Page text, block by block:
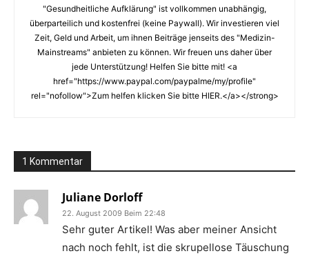
"Gesundheitliche Aufklärung" ist vollkommen unabhängig,
überparteilich und kostenfrei (keine Paywall). Wir investieren viel
Zeit, Geld und Arbeit, um ihnen Beiträge jenseits des "Medizin-
Mainstreams" anbieten zu können. Wir freuen uns daher über
jede Unterstützung! Helfen Sie bitte mit! <a
href="https://www.paypal.com/paypalme/my/profile"
rel="nofollow">Zum helfen klicken Sie bitte HIER.</a></strong>
1 Kommentar
Juliane Dorloff
22. August 2009 Beim 22:48
Sehr guter Artikel! Was aber meiner Ansicht
nach noch fehlt, ist die skrupellose Täuschung